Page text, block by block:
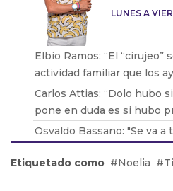
LUNES A
Elbio Ramos: “El “cirujeo”
actividad familiar que los
Carlos Attias: “Dolo hubo
pone en duda es si hubo
Osvaldo Bassano: "Se va a
Mariana Maglianese: “Si
Etiquetado como Noelia